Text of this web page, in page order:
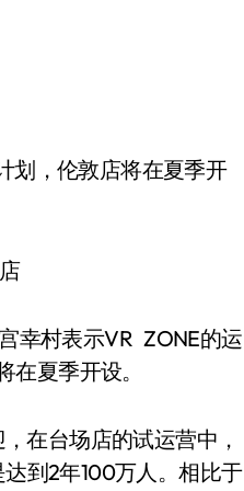
幸村表示VR ZONE的运
夏季开设。
在台场店的试运营中，
到2年100万人。相比于